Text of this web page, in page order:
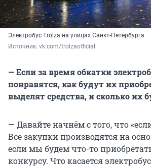
Электробус Trolza на улицах Санкт-Петербурга
Источник: vk.com/trolzaofficial
— Если за время обкатки
понравятся, как будут их
выделят средства, и сколько их
— Давайте начнём с того, что
Все закупки производятся на
если мы будем что-то
конкурсу. Что касается